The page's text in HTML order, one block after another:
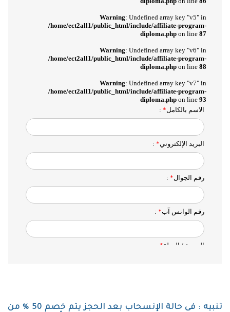
تنبيه : فى حالة الإنسحاب بعد الحجز يتم خصم 50 % من